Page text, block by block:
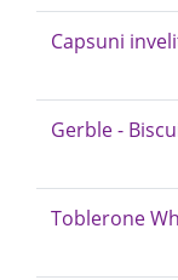
Capsuni
Gerble -
Toblerone